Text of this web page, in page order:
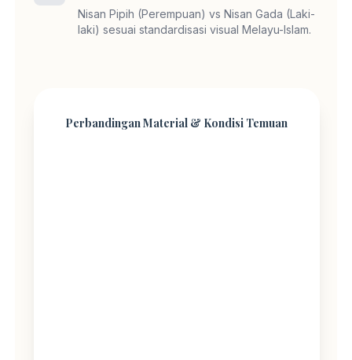
Nisan Pipih (Perempuan) vs Nisan Gada (Laki-
laki) sesuai standardisasi visual Melayu-Islam.
Perbandingan Material & Kondisi Temuan